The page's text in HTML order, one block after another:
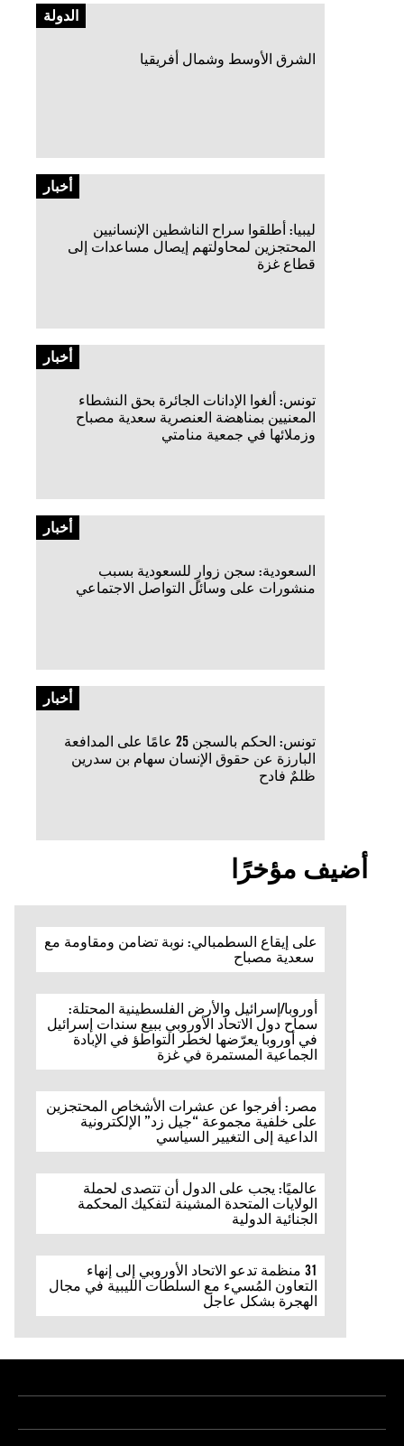
الدولة
الشرق الأوسط وشمال أفريقيا
أخبار
ليبيا: أطلقوا سراح الناشطين الإنسانيين
المحتجزين لمحاولتهم إيصال مساعدات إلى
قطاع غزة
أخبار
تونس: ألغوا الإدانات الجائرة بحق النشطاء
المعنيين بمناهضة العنصرية سعدية مصباح
وزملائها في جمعية منامتي
أخبار
السعودية: سجن زوارٍ للسعودية بسبب
منشورات على وسائل التواصل الاجتماعي
أخبار
تونس: الحكم بالسجن 25 عامًا على المدافعة
البارزة عن حقوق الإنسان سهام بن سدرين
ظلمٌ فادح
أضيف مؤخرًا
على إيقاع السطمبالي: نوبة تضامن ومقاومة مع
سعدية مصباح
أوروبا/إسرائيل والأرض الفلسطينية المحتلة:
سماح دول الاتحاد الأوروبي ببيع سندات إسرائيل
في أوروبا يعرّضها لخطر التواطؤ في الإبادة
الجماعية المستمرة في غزة
مصر: أفرجوا عن عشرات الأشخاص المحتجزين
على خلفية مجموعة “جيل زد” الإلكترونية
الداعية إلى التغيير السياسي
عالميًا: يجب على الدول أن تتصدى لحملة
الولايات المتحدة المشينة لتفكيك المحكمة
الجنائية الدولية
31 منظمة تدعو الاتحاد الأوروبي إلى إنهاء
التعاون المُسيء مع السلطات الليبية في مجال
الهجرة بشكل عاجل